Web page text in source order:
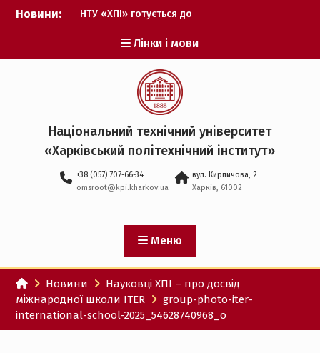
Перейти
Новини:
НТУ «ХПІ» готується до
Музичні таланти ХПІ
запрошуються на
Всеукраїнський
фестиваль «Червона
рута – 2027»
ХПІ уклав угоду про
партнерство з ДержНДІ
технологій кібербезпеки
Головнокомандувачем
Збройних Сил України
участю ХПІ обговорили
перспективи українсько-
іспанського
технологічного
партнерства
Лінки і мови
Національний технічний університет
«Харківський політехнічний iнститут»
+38 (057) 707-66-34
omsroot@kpi.kharkov.ua
вул. Кирпичова, 2
Харків, 61002
Меню
Новини
Науковці ХПІ – про досвід
міжнародної школи ITER
group-photo-iter-
international-school-2025_54628740968_o